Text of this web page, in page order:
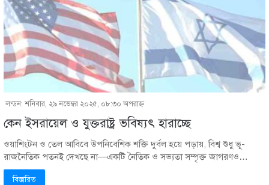
লন্ডন: শনিবার, ২৯ নভেম্বর ২০২৫, ০৮:৩০ অপরাহ্ণ
কেন ইসরায়েল ও যুক্তরাষ্ট্র ভবিষ্যৎ হারাচ্ছে
ওয়াশিংটন ও তেল আবিবে উপনিবেশিক শক্তি দুর্বল হয়ে পড়ায়, বিশ্ব শুধু ভূ-
রাজনৈতিক পতনই দেখছে না—একটি নৈতিক ও সভ্যতা সম্পৃক্ত জাগরণও…
বিস্তারিত